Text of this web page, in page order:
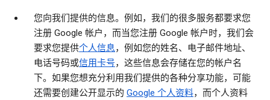
您向我们提供的信息。 例如，我们的很多服务都要求您
注册 Google 帐户，而当您注册 Google 帐户时，我们会
要求您提供个人信息，例如您的姓名、电子邮件地址、
电话号码或信用卡号，这些信息会存储在您的帐户名
下。如果您想充分利用我们提供的各种分享功能，可能
还需要创建公开显示的 Google 个人资料，而个人资料